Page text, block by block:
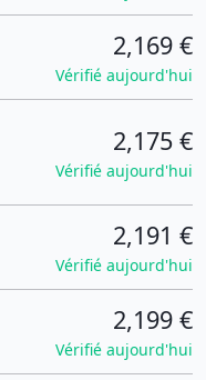
2,169 €
Vérifié aujourd'hui
2,175 €
Vérifié aujourd'hui
2,191 €
Vérifié aujourd'hui
2,199 €
Vérifié aujourd'hui